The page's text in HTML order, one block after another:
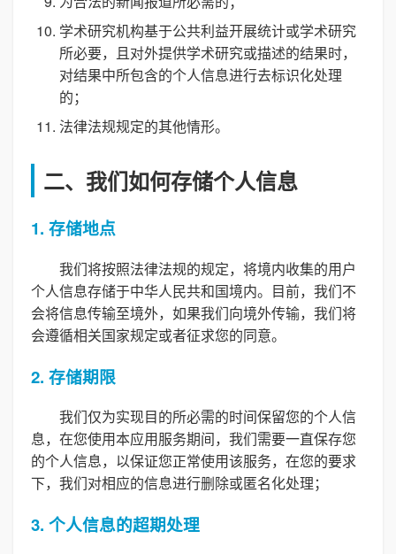
学术研究机构基于公共利益开展统计或学术研究
所必要，且对外提供学术研究或描述的结果时，
对结果中所包含的个人信息进行去标识化处理
的；
法律法规规定的其他情形。
二、我们如何存储个人信息
1. 存储地点
我们将按照法律法规的规定，将境内收集的用户
个人信息存储于中华人民共和国境内。目前，我们不
会将信息传输至境外，如果我们向境外传输，我们将
会遵循相关国家规定或者征求您的同意。
2. 存储期限
我们仅为实现目的所必需的时间保留您的个人信
息，在您使用本应用服务期间，我们需要一直保存您
的个人信息，以保证您正常使用该服务，在您的要求
下，我们对相应的信息进行删除或匿名化处理；
3. 个人信息的超期处理